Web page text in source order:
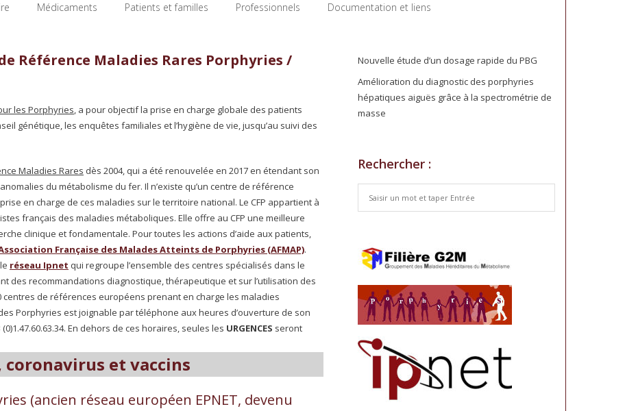
Médicaments Patients et familles Professionnels Documentation et liens
Référence Maladies Rares Porphyries /
les Porphyries, a pour objectif la prise en charge globale des patients
génétique, les enquêtes familiales et l’hygiène de vie, jusqu’au suivi des
Maladies Rares dès 2004, qui a été renouvelée en 2017 en étendant son
du métabolisme du fer. Il n’existe qu’un centre de référence
en charge de ces maladies sur le territoire national. Le CFP appartient à
français des maladies métaboliques. Elle offre au CFP une meilleure
clinique et fondamentale. Pour toutes les actions d’aide aux patients,
Française des Malades Atteints de Porphyries (AFMAP).
réseau Ipnet qui regroupe l’ensemble des centres spécialisés dans le
des recommandations diagnostique, thérapeutique et sur l’utilisation des
centres de références européens prenant en charge les maladies
Porphyries est joignable par téléphone aux heures d’ouverture de son
En dehors de ces horaires, seules les URGENCES seront
coronavirus et vaccins
(ancien réseau européen EPNET, devenu
Nouvelle étude d’un dosage rapide du PBG
Amélioration du diagnostic des porphyries
hépatiques aiguës grâce à la spectrométrie de
masse
Rechercher :